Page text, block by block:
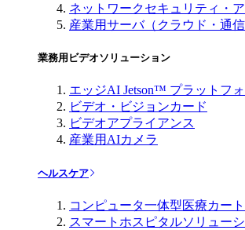
ネットワークセキュリティ・
産業用サーバ（クラウド・通信
業務用ビデオソリューション
エッジAI Jetson™ プラットフ
ビデオ・ビジョンカード
ビデオアプライアンス
産業用AIカメラ
ヘルスケア
コンピュータ一体型医療カート
スマートホスピタルソリュー